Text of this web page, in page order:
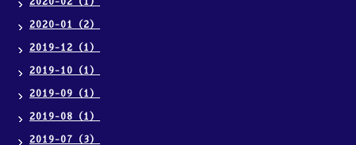
2020-01（2）
2019-12（1）
2019-10（1）
2019-09（1）
2019-08（1）
2019-07（3）